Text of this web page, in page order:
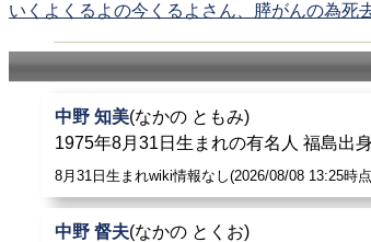
いくよくるよの今くるよさん、膵がんの為死
中野 知美(なかの ともみ)
1975年8月31日生まれの有名人 福島出
8月31日生まれwiki情報なし(2026/08/08 13:25時
中野 督夫(なかの とくお)